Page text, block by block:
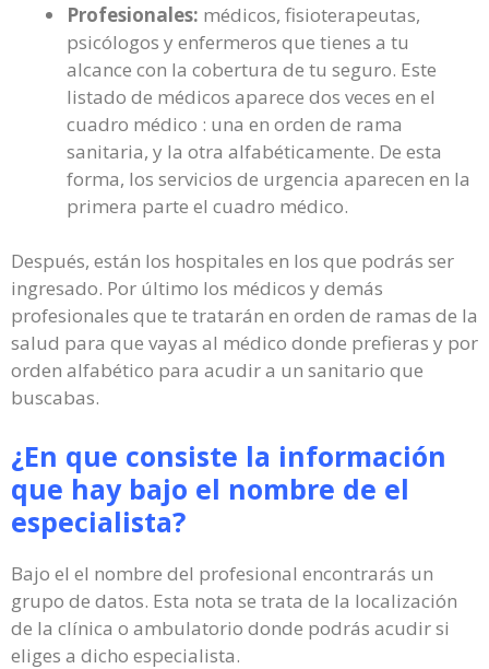
Profesionales: médicos, fisioterapeutas,
psicólogos y enfermeros que tienes a tu
alcance con la cobertura de tu seguro. Este
listado de médicos aparece dos veces en el
cuadro médico : una en orden de rama
sanitaria, y la otra alfabéticamente. De esta
forma, los servicios de urgencia aparecen en la
primera parte el cuadro médico.
Después, están los hospitales en los que podrás ser
ingresado. Por último los médicos y demás
profesionales que te tratarán en orden de ramas de la
salud para que vayas al médico donde prefieras y por
orden alfabético para acudir a un sanitario que
buscabas.
¿En que consiste la información
que hay bajo el nombre de el
especialista?
Bajo el el nombre del profesional encontrarás un
grupo de datos. Esta nota se trata de la localización
de la clínica o ambulatorio donde podrás acudir si
eliges a dicho especialista.